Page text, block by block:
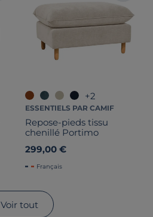
+2
ESSENTIELS PAR CAMIF
Repose-pieds tissu
chenillé Portimo
299,00 €
Français
Voir tout